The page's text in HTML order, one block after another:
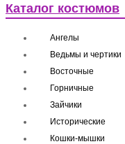
Каталог костюмов
Ангелы
Ведьмы и чертики
Восточные
Горничные
Зайчики
Исторические
Кошки-мышки